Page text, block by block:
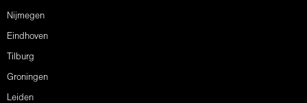
Nijmegen
Eindhoven
Tilburg
Groningen
Leiden